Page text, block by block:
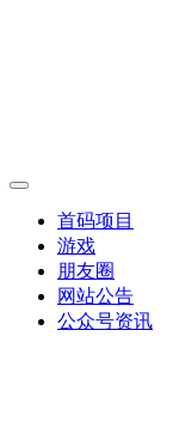
首码项目
游戏
朋友圈
网站公告
公众号资讯